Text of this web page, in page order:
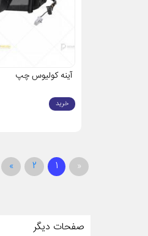
آینه کولیوس چپ
خرید
«
1
2
»
صفحات دیگر